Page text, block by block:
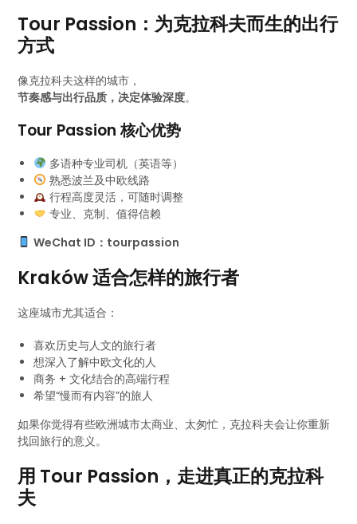
Tour Passion：为克拉科夫而生的出行
方式
像克拉科夫这样的城市，
节奏感与出行品质，决定体验深度。
Tour Passion 核心优势
多语种专业司机（英语等）
熟悉波兰及中欧线路
行程高度灵活，可随时调整
专业、克制、值得信赖
WeChat ID：tourpassion
Kraków 适合怎样的旅行者
这座城市尤其适合：
喜欢历史与人文的旅行者
想深入了解中欧文化的人
商务 + 文化结合的高端行程
希望“慢而有内容”的旅人
如果你觉得有些欧洲城市太商业、太匆忙，克拉科夫会让你重新
找回旅行的意义。
用 Tour Passion，走进真正的克拉科
夫